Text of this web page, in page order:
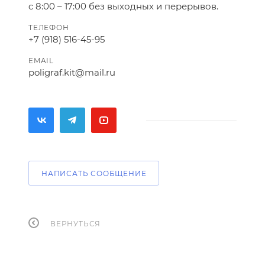
c 8:00 – 17:00 без выходных и перерывов.
ТЕЛЕФОН
+7 (918) 516-45-95
EMAIL
poligraf.kit@mail.ru
НАПИСАТЬ СООБЩЕНИЕ
ВЕРНУТЬСЯ